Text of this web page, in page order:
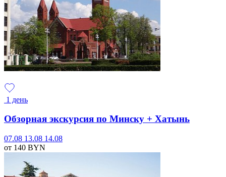
1 день
Обзорная экскурсия по Минску + Хатынь
07.08 13.08 14.08
от 140 BYN